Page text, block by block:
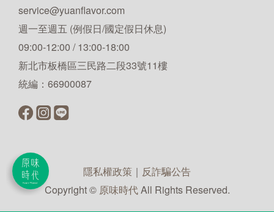
service@yuanflavor.com
週一至週五 (例假日/國定假日休息)
09:00-12:00 / 13:00-18:00
新北市板橋區三民路二段33號11樓
統編：66900087
隱私權政策 ｜ 反詐騙公告
Copyright © 原味時代All Rights Reserved.